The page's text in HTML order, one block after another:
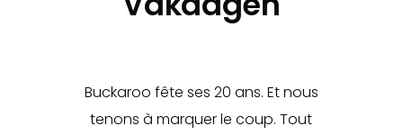
Buckaroo fête ses 20 ans. Et nous
tenons à marquer le coup. Tout